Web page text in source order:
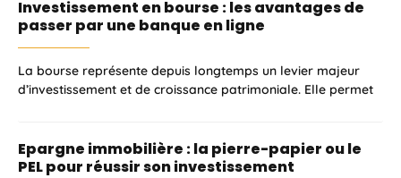
Investissement en bourse : les avantages de
passer par une banque en ligne
La bourse représente depuis longtemps un levier majeur
d’investissement et de croissance patrimoniale. Elle permet
Epargne immobilière : la pierre-papier ou le
PEL pour réussir son investissement